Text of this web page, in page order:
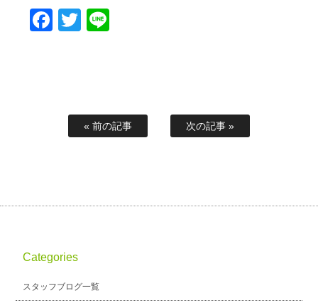
Facebook
Twitter
« 前の記事 次の記事 »
Categories
スタッフブログ一覧